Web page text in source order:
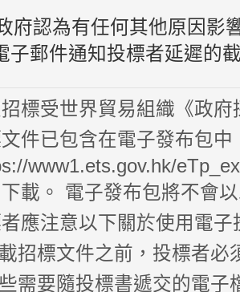
府認為有任何其他原因影
子郵件通知投標者延遲的
標受世界貿易組織《政
件已包含在電子發布包
www1.ets.gov.hk/
載。 電子發布包將不會
應注意以下關於使用電
招標文件之前，投標者必
需要隨投標書遞交的電子